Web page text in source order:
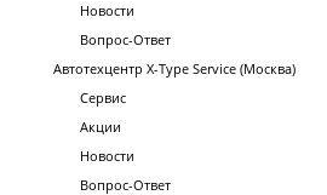
Новости
Вопрос-Ответ
Автотехцентр X-Type Service (Москва)
Сервис
Акции
Новости
Вопрос-Ответ